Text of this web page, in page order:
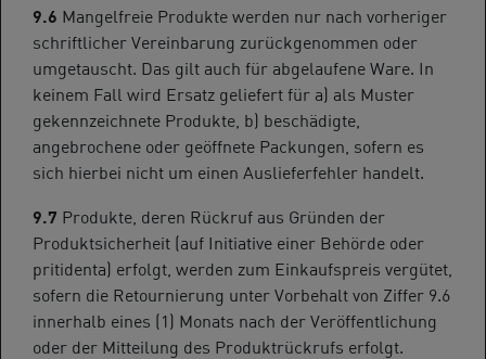
9.6 Mangelfreie Produkte werden nur nach vorheriger
schriftlicher Vereinbarung zurückgenommen oder
umgetauscht. Das gilt auch für abgelaufene Ware. In
keinem Fall wird Ersatz geliefert für a) als Muster
gekennzeichnete Produkte, b) beschädigte,
angebrochene oder geöffnete Packungen, sofern es
sich hierbei nicht um einen Auslieferfehler handelt.
9.7 Produkte, deren Rückruf aus Gründen der
Produktsicherheit (auf Initiative einer Behörde oder
pritidenta) erfolgt, werden zum Einkaufspreis vergütet,
sofern die Retournierung unter Vorbehalt von Ziffer 9.6
innerhalb eines (1) Monats nach der Veröffentlichung
oder der Mitteilung des Produktrückrufs erfolgt.